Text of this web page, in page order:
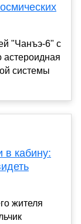
"Чанъэ-6" с
астероидная
системы
в кабину:
жителя